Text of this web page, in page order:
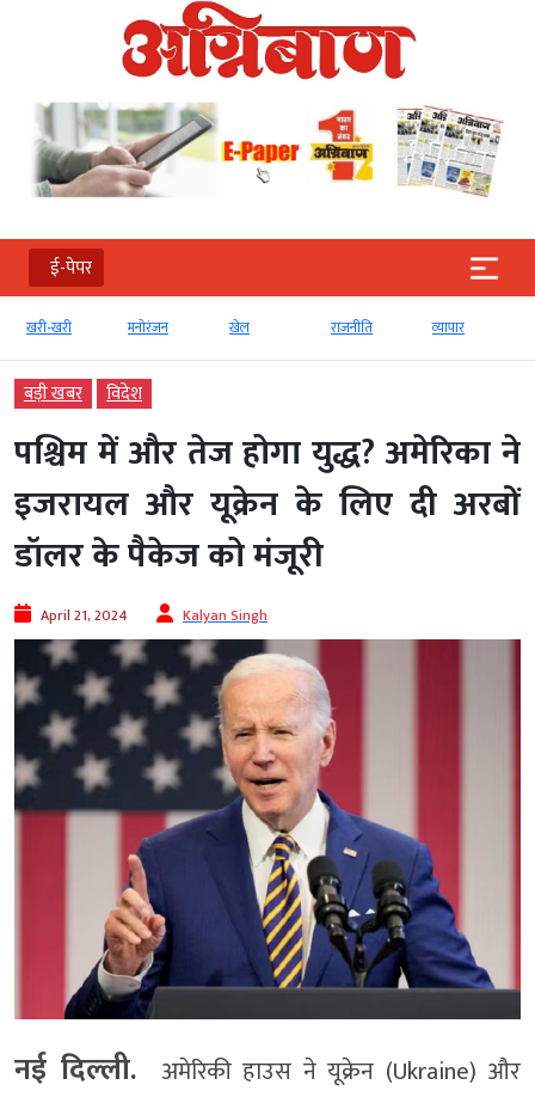
ई-पेपर
खरी-खरी मनोरंजन खेल राजनीति व्‍यापार
बड़ी खबर विदेश
पश्चिम में और तेज होगा युद्ध? अमेरिका ने
इजरायल और यूक्रेन के लिए दी अरबों
डॉलर के पैकेज को मंजूरी
April 21, 2024 Kalyan Singh
नई दिल्ली.
अमेरिकी हाउस ने यूक्रेन (Ukraine) और